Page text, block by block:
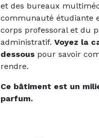
et des bureaux
communauté étudiante
corps professoral et du
administratif. Voyez la
dessous pour savoir
rendre.
Ce bâtiment est un
parfum.